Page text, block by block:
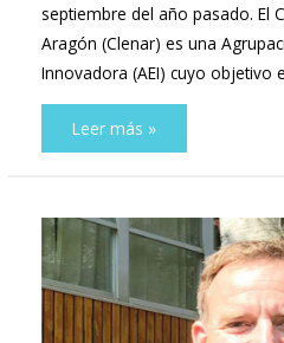
septiembre del año pasado. El
Aragón (Clenar) es una
Innovadora (AEI) cuyo objetivo
Pedro
Machín:
es
una
privilegiada
en
Leer más »